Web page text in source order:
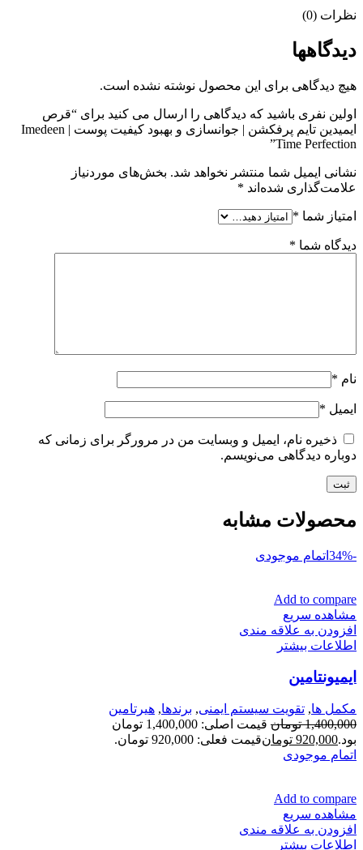
نظرات (0)
دیدگاهها
هیچ دیدگاهی برای این محصول نوشته نشده است.
اولین نفری باشید که دیدگاهی را ارسال می کنید برای “قرص
ایمیدین تایم پرفکشن | جوانسازی و بهبود کیفیت پوست | Imedeen
Time Perfection”
نشانی ایمیل شما منتشر نخواهد شد. بخش‌های موردنیاز
علامت‌گذاری شده‌اند *
امتیاز شما *
دیدگاه شما *
نام *
ایمیل *
ذخیره نام، ایمیل و وبسایت من در مرورگر برای زمانی که
دوباره دیدگاهی می‌نویسم.
محصولات مشابه
-34% اتمام موجودی
Add to compare
مشاهده سریع
افزودن به علاقه مندی
اطلاعات بیشتر
ایمیونتامین
مكمل ها, تقویت سیستم ایمنی, برندها, هیرتامین
1,400,000 تومان
قیمت اصلی: 1,400,000 تومان
بود.920,000 تومانقیمت فعلی: 920,000 تومان.
اتمام موجودی
Add to compare
مشاهده سریع
افزودن به علاقه مندی
اطلاعات بیشتر